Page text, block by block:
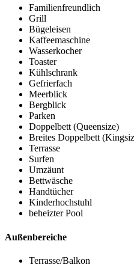
Familienfreundlich
Grill
Bügeleisen
Kaffeemaschine
Wasserkocher
Toaster
Kühlschrank
Gefrierfach
Meerblick
Bergblick
Parken
Doppelbett (Queensize)
Breites Doppelbett
Terrasse
Surfen
Umzäunt
Bettwäsche
Handtücher
Kinderhochstuhl
beheizter Pool
Außenbereiche
Terrasse/Balkon